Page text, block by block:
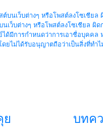
เว็บต่างๆ หรือโพสต์ลงโซเชียล ผิด
ด้มีการกำหนดว่าการเอาชื่อบุคคล
ยไม่ได้รับอนุญาตถือว่าเป็นสิ่งที่ทำไ
ย บทค